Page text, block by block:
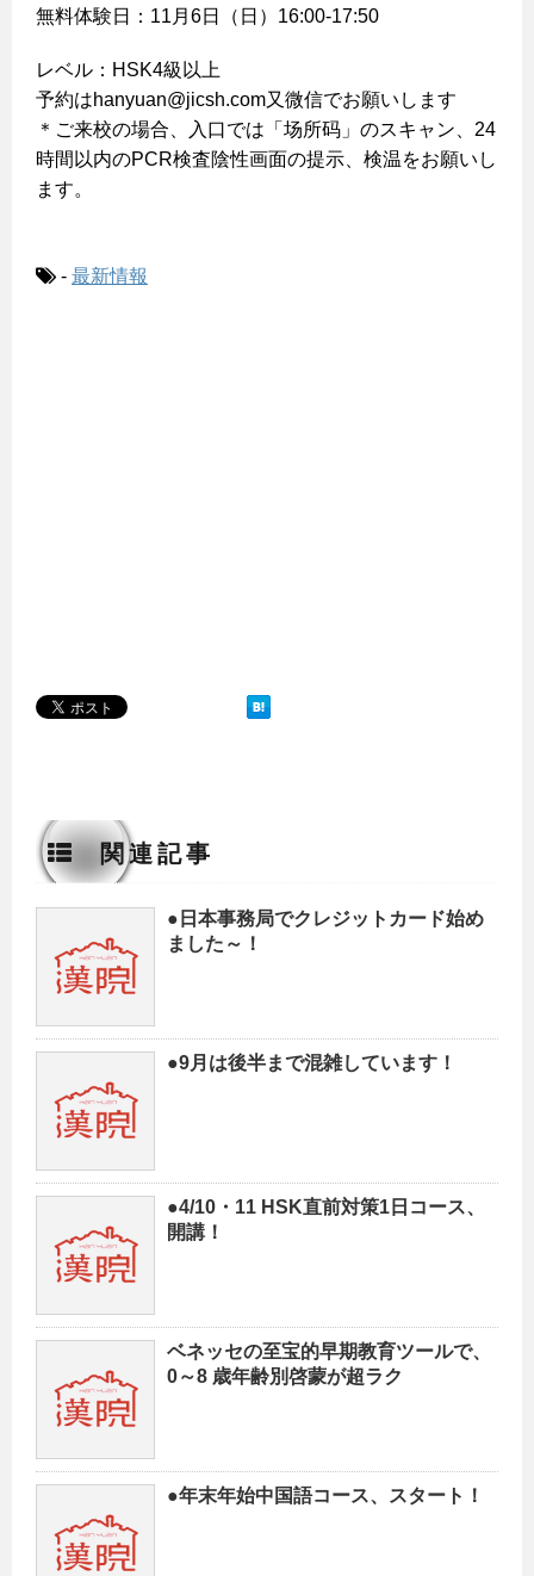
無料体験日：11月6日（日）16:00-17:50
レベル：HSK4級以上
予約はhanyuan@jicsh.com又微信でお願いします
＊ご来校の場合、入口では「场所码」のスキャン、24
時間以内のPCR検査陰性画面の提示、検温をお願いし
ます。
- 最新情報
関連記事
●日本事務局でクレジットカード始め
ました～！
●9月は後半まで混雑しています！
●4/10・11 HSK直前対策1日コース、
開講！
ベネッセの至宝的早期教育ツールで、
0～8 歳年齢別啓蒙が超ラク
●年末年始中国語コース、スタート！